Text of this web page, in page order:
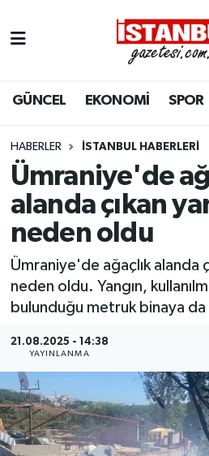
GÜNCEL EKONOMİ SPOR
HABERLER İSTANBUL HABERLERI
Ümraniye'de
alanda çıkan
neden oldu
Ümraniye'de ağaçlık alanda
neden oldu. Yangın,
bulunduğu metruk binaya da
21.08.2025 - 14:38
YAYINLANMA
EKONOMİ
İSTANBUL
DÜNYA
SPOR
MAGAZİN
KÜLTÜR SANAT
SAĞLIK
BİLİM VE TEKNOLOJİ
OTOMOBİL
Nöbetçi Eczaneler
Hava Durumu
Trafik Durumu
Süper Lig Puan Durumu
Tüm Manşetler
Son Dakika Haberleri
Haber Arşivi